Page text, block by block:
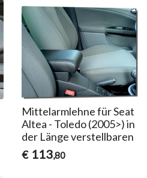
Mittelarmlehne für Seat
Altea - Toledo (2005>) in
der Länge verstellbaren
€ 113,80